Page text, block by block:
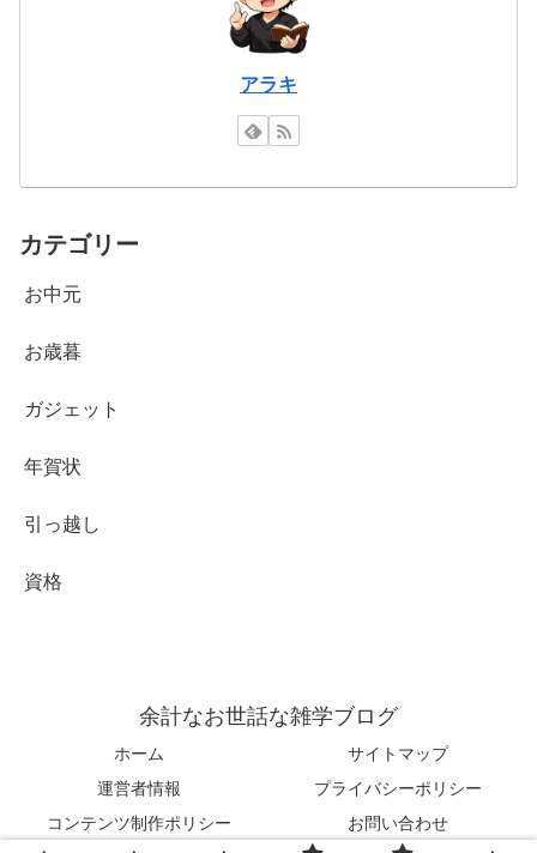
アラキ
カテゴリー
お中元
お歳暮
ガジェット
年賀状
引っ越し
資格
余計なお世話な雑学ブログ
ホーム
サイトマップ
運営者情報
プライバシーポリシー
コンテンツ制作ポリシー
お問い合わせ